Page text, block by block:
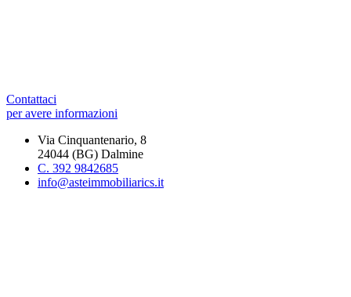
Contattaci
per avere informazioni
Via Cinquantenario, 8
24044 (BG) Dalmine
C. 392 9842685
info@asteimmobiliarics.it